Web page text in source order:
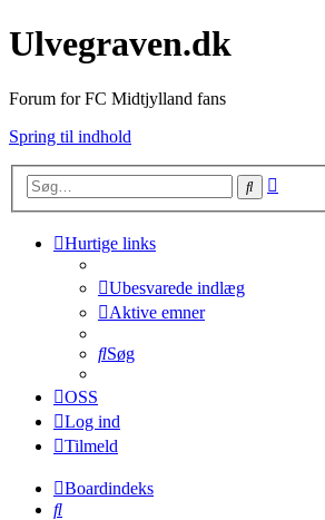
Ulvegraven.dk
Forum for FC Midtjylland fans
Spring til indhold
Søg
Hurtige links
Ubesvarede indlæg
Aktive emner
Søg
OSS
Log ind
Tilmeld
Boardindeks
Søg